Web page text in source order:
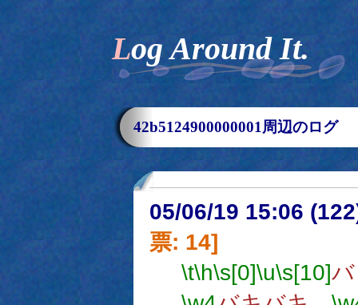
Log Around It.
42b5124900000001周辺のログ
05/06/19 15:06
票: 14]
\t\h\s[0]\u\s[10]